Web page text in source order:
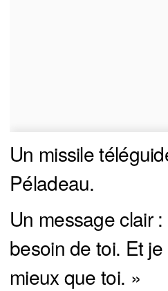
Un missile
Péladeau.
Un message clair :
besoin de toi. Et
mieux que toi. »